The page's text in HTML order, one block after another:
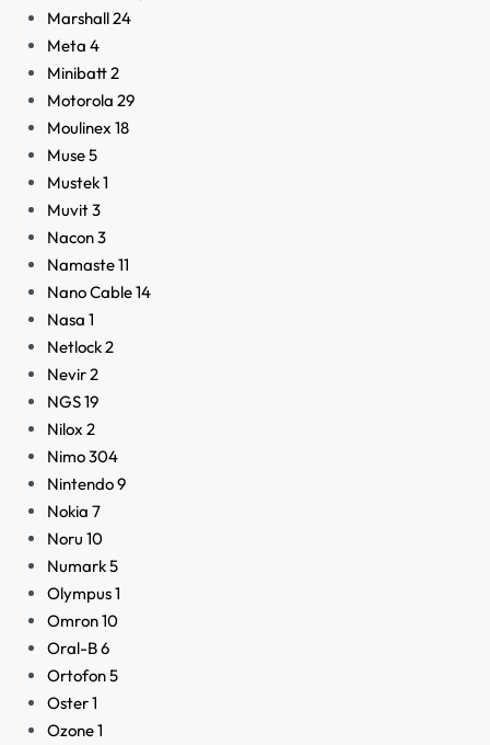
Marshall24
Meta 4
Minibatt2
Motorola 29
Moulinex 18
Muse5
Mustek1
Muvit3
Nacon3
Namaste11
Nano Cable14
Nasa 1
Netlock2
Nevir2
NGS19
Nilox 2
Nimo304
Nintendo9
Nokia 7
Noru 10
Numark5
Olympus1
Omron10
Oral-B6
Ortofon5
Oster1
Ozone1